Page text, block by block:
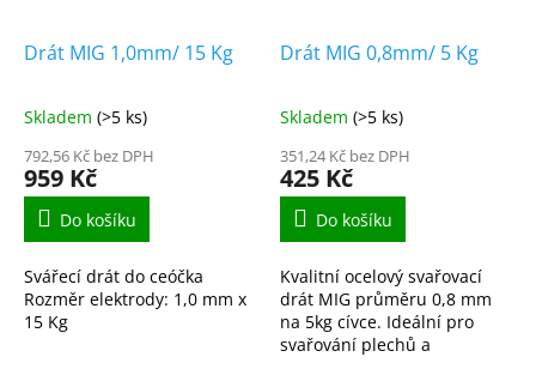
Drát MIG 1,0mm/ 15 Kg
Skladem (>5 ks)
792,56 Kč bez DPH
959 Kč
Do košíku
Svářecí drát do ceóčka
Rozměr elektrody: 1,0 mm x
15 Kg
Drát MIG 0,8mm/ 5 Kg
Skladem (>5 ks)
351,24 Kč bez DPH
425 Kč
Do košíku
Kvalitní ocelový svařovací
drát MIG průměru 0,8 mm
na 5kg cívce. Ideální pro
svařování plechů a